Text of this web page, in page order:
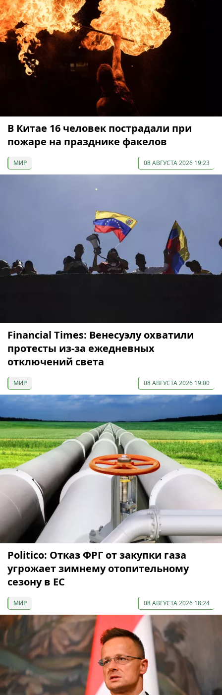
В Китае 16 человек пострадали при
пожаре на празднике факелов
МИР 08 АВГУСТА 2026 19:23
Financial Times: Венесуэлу охватили
протесты из-за ежедневных
отключений света
МИР 08 АВГУСТА 2026 19:00
Politico: Отказ ФРГ от закупки газа
угрожает зимнему отопительному
сезону в ЕС
МИР 08 АВГУСТА 2026 18:24